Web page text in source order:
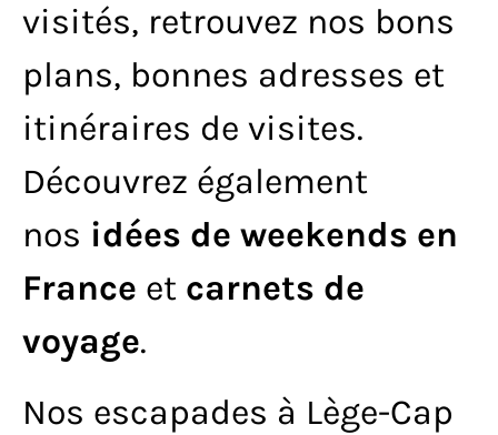
visités, retrouvez nos bons
plans, bonnes adresses et
itinéraires de visites.
Découvrez également
nos idées de weekends en
France et carnets de
voyage.
Nos escapades à Lège-Cap